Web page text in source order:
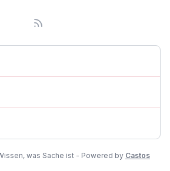
was Sache ist - Powered by Castos